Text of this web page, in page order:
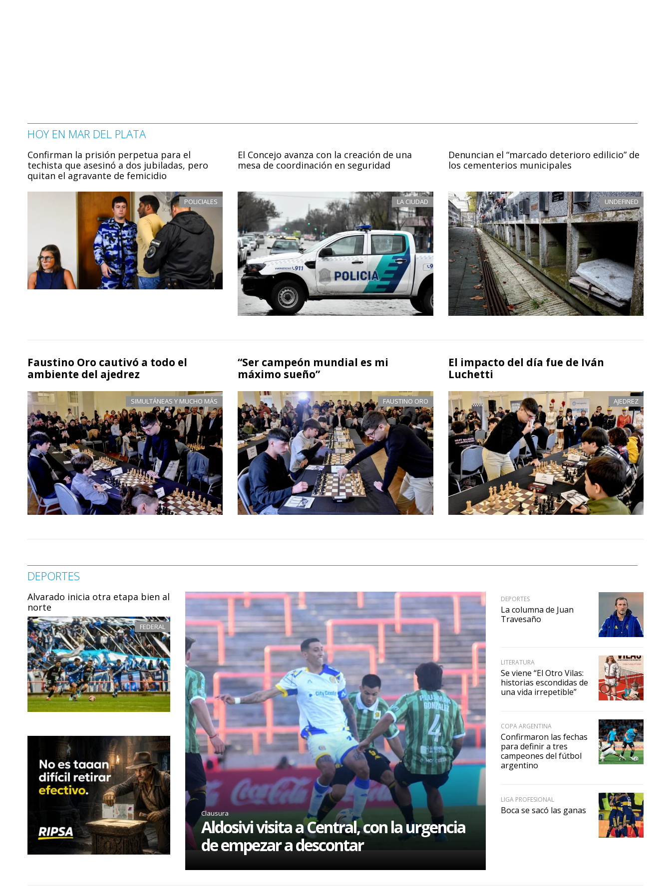
HOY EN MAR DEL PLATA
Confirman la prisión perpetua para el
techista que asesinó a dos jubiladas, pero
quitan el agravante de femicidio
POLICIALES
El Concejo avanza con la creación de una
mesa de coordinación en seguridad
LA CIUDAD
Denuncian el “marcado deterioro edilicio” de
los cementerios municipales
UNDEFINED
Faustino Oro cautivó a todo el
ambiente del ajedrez
SIMULTÁNEAS Y MUCHO MÁS
“Ser campeón mundial es mi
máximo sueño”
FAUSTINO ORO
El impacto del día fue de Iván
Luchetti
AJEDREZ
DEPORTES
Alvarado inicia otra etapa bien al
norte
FEDERAL
Clausura
Aldosivi visita a Central, con la urgencia
de empezar a descontar
DEPORTES
La columna de Juan
Travesaño
LITERATURA
Se viene “El Otro Vilas:
historias escondidas de
una vida irrepetible”
COPA ARGENTINA
Confirmaron las fechas
para definir a tres
campeones del fútbol
argentino
LIGA PROFESIONAL
Boca se sacó las ganas